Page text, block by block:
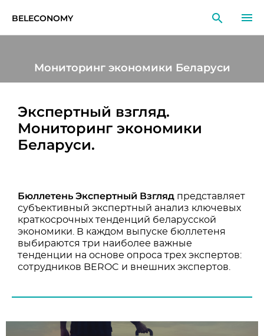
BELECONOMY
ИССЛЕДОВАНИЯ
ОБРАЗОВАНИЕ
Мониторинг экономики Беларуси
Экспертный взгляд.
Мониторинг экономики
Беларуси.
Бюллетень Экспертный Взгляд представляет
субъективный экспертный анализ ключевых
краткосрочных тенденций беларусской
экономики. В каждом выпуске бюллетеня
выбираются три наиболее важные
тенденции на основе опроса трех экспертов:
сотрудников BEROC и внешних экспертов.